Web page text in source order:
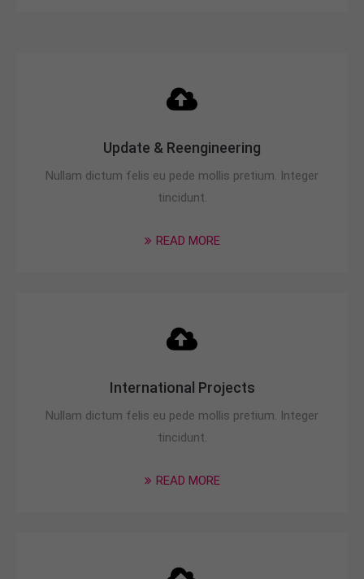
Update & Reengineering
Nullam dictum felis eu pede mollis pretium. Integer
tincidunt.
READ MORE
International Projects
Nullam dictum felis eu pede mollis pretium. Integer
tincidunt.
READ MORE